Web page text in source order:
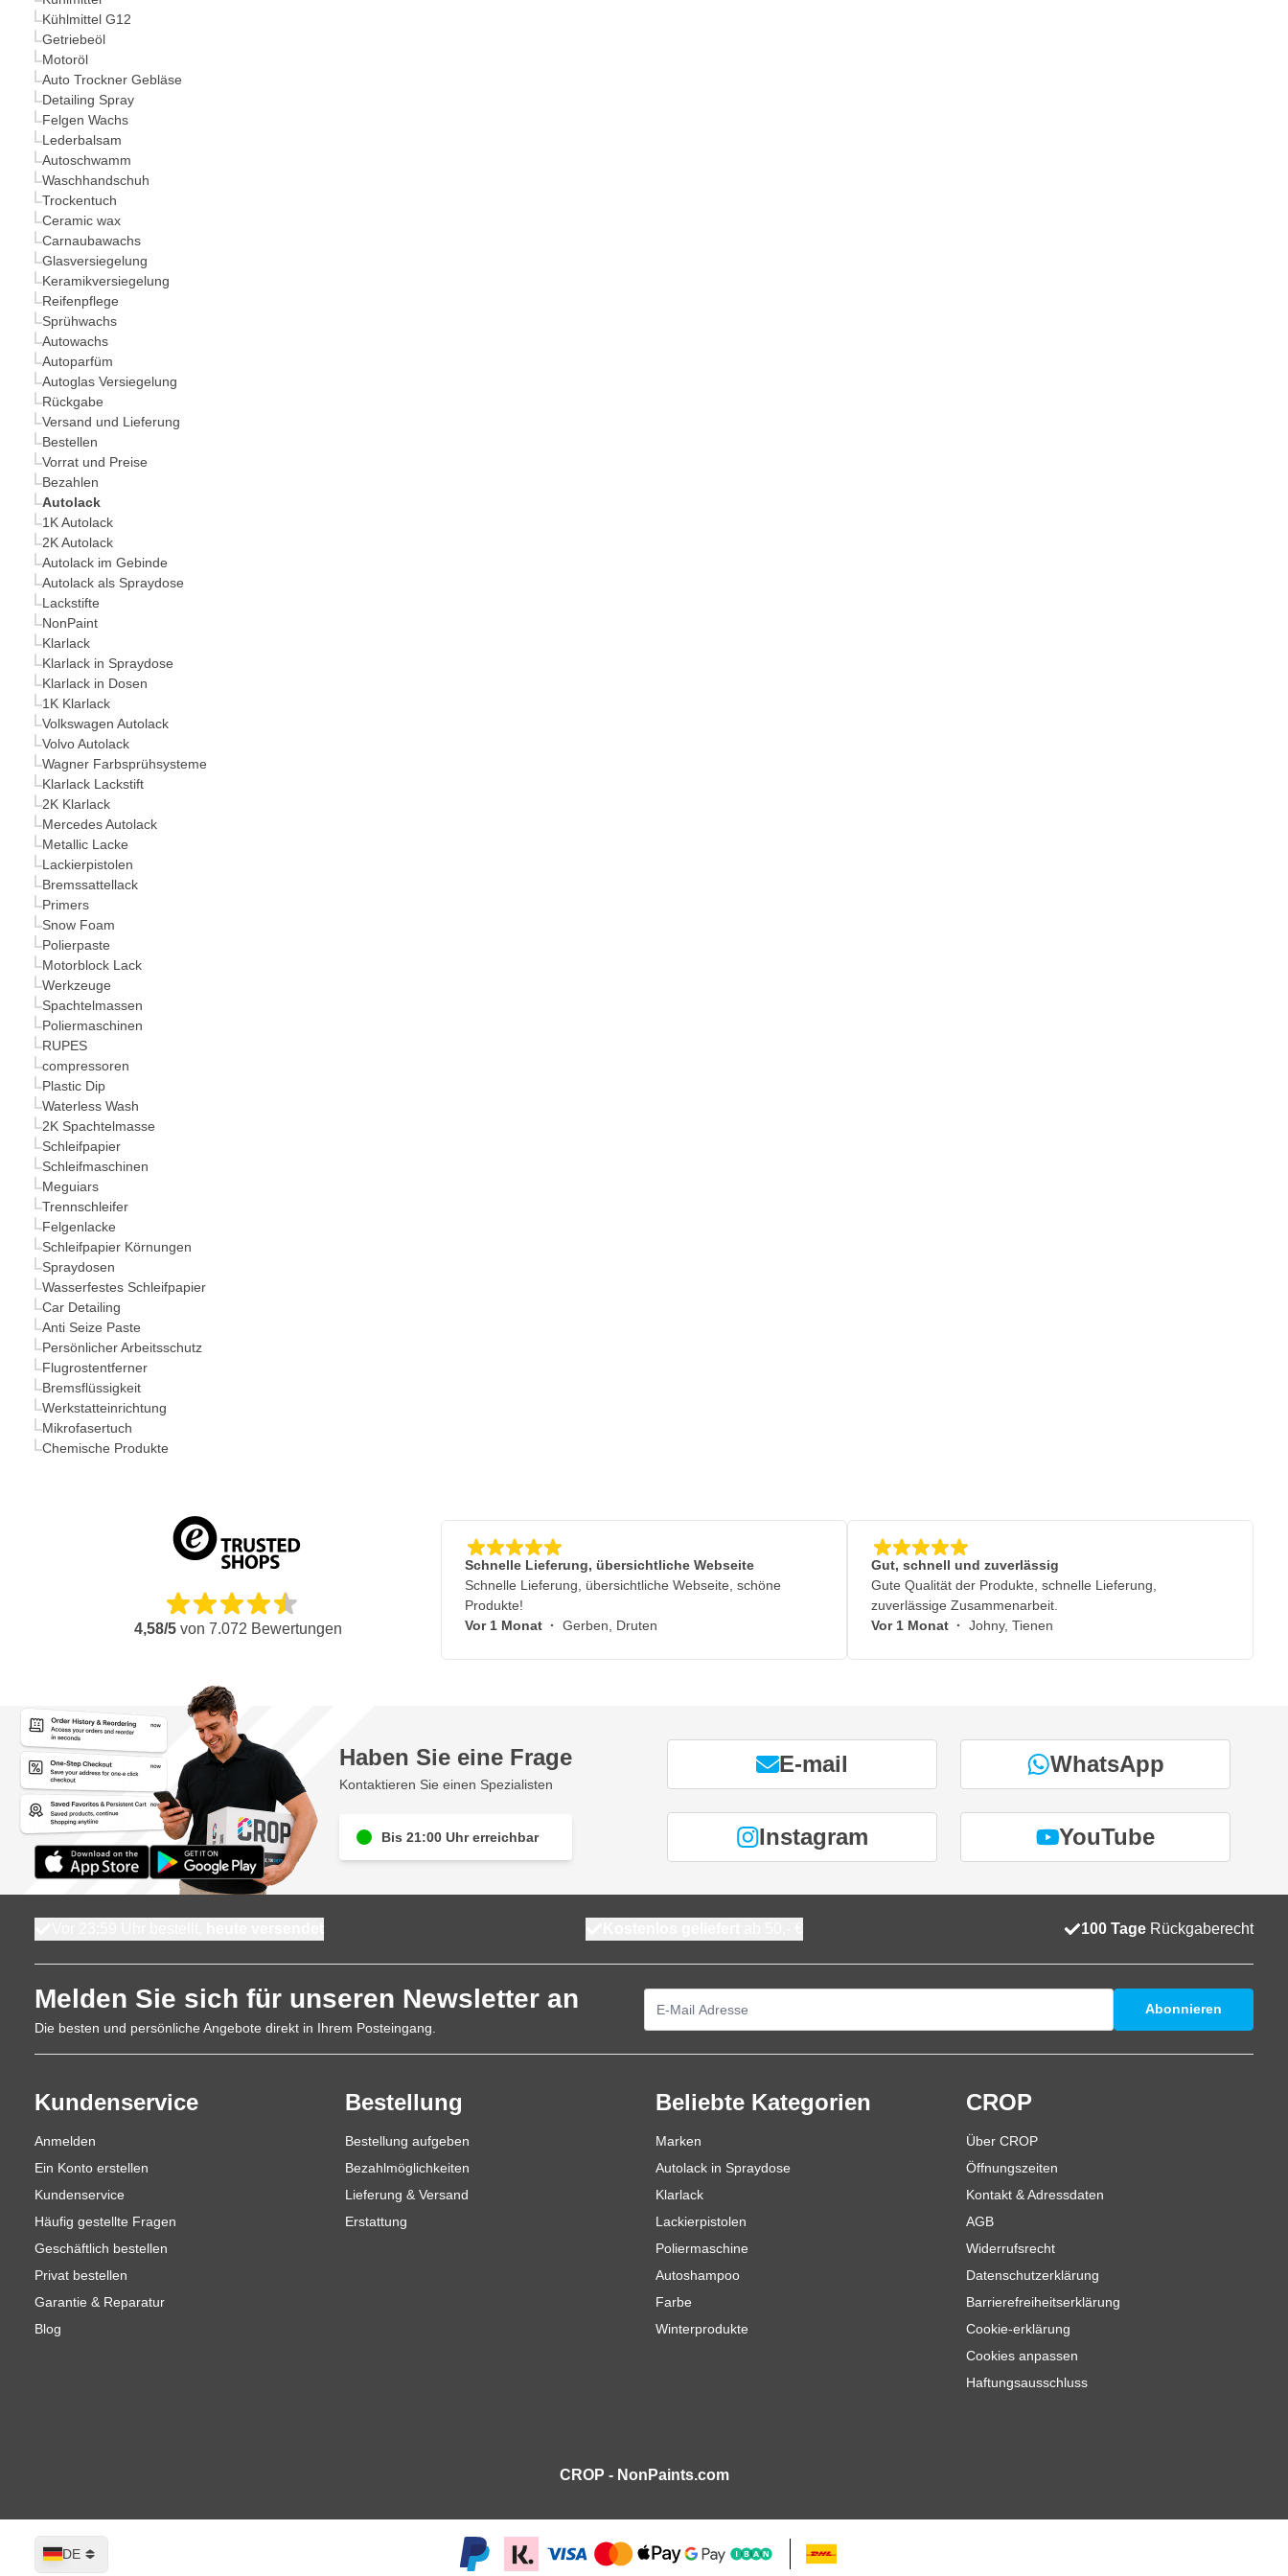
Kühlmittel G12
Getriebeöl
Motoröl
Auto Trockner Gebläse
Detailing Spray
Felgen Wachs
Lederbalsam
Autoschwamm
Waschhandschuh
Trockentuch
Ceramic wax
Carnaubawachs
Glasversiegelung
Keramikversiegelung
Reifenpflege
Sprühwachs
Autowachs
Autoparfüm
Autoglas Versiegelung
Rückgabe
Versand und Lieferung
Bestellen
Vorrat und Preise
Bezahlen
Autolack
1K Autolack
2K Autolack
Autolack im Gebinde
Autolack als Spraydose
Lackstifte
NonPaint
Klarlack
Klarlack in Spraydose
Klarlack in Dosen
1K Klarlack
Volkswagen Autolack
Volvo Autolack
Wagner Farbsprühsysteme
Klarlack Lackstift
2K Klarlack
Mercedes Autolack
Metallic Lacke
Lackierpistolen
Bremssattellack
Primers
Snow Foam
Polierpaste
Motorblock Lack
Werkzeuge
Spachtelmassen
Poliermaschinen
RUPES
compressoren
Plastic Dip
Waterless Wash
2K Spachtelmasse
Schleifpapier
Schleifmaschinen
Meguiars
Trennschleifer
Felgenlacke
Schleifpapier Körnungen
Spraydosen
Wasserfestes Schleifpapier
Car Detailing
Anti Seize Paste
Persönlicher Arbeitsschutz
Flugrostentferner
Bremsflüssigkeit
Werkstatteinrichtung
Mikrofasertuch
Chemische Produkte
4,58/5von 7.072 Bewertungen
Schnelle Lieferung, übersichtliche Webseite
Schnelle Lieferung, übersichtliche Webseite, schöne
Produkte!
Vor 1 Monat · Gerben, Druten
Gut, schnell und zuverlässig
Gute Qualität der Produkte, schnelle Lieferung,
zuverlässige Zusammenarbeit.
Vor 1 Monat · Johny, Tienen
Haben Sie eine Frage
Kontaktieren Sie einen Spezialisten
Bis 21:00 Uhr erreichbar
E-mail WhatsApp
Instagram YouTube
100 Tage Rückgaberecht
Melden Sie sich für unseren Newsletter an
Die besten und persönliche Angebote direkt in Ihrem Posteingang.
Abonnieren
Kundenservice
Anmelden
Ein Konto erstellen
Kundenservice
Häufig gestellte Fragen
Geschäftlich bestellen
Privat bestellen
Garantie & Reparatur
Blog
Bestellung
Bestellung aufgeben
Bezahlmöglichkeiten
Lieferung & Versand
Erstattung
Beliebte Kategorien
Marken
Autolack in Spraydose
Klarlack
Lackierpistolen
Poliermaschine
Autoshampoo
Farbe
Winterprodukte
CROP
Über CROP
Öffnungszeiten
Kontakt & Adressdaten
AGB
Widerrufsrecht
Datenschutzerklärung
Barrierefreiheitserklärung
Cookie-erklärung
Cookies anpassen
Haftungsausschluss
CROP - NonPaints.com
Sprache
DE